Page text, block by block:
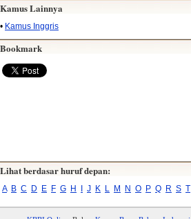
Kamus Lainnya
• Kamus Inggris
Bookmark
Lihat berdasar huruf depan:
A B C D E F G H I J K L M N O P Q R S T